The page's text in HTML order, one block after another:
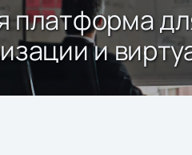
платформа
и